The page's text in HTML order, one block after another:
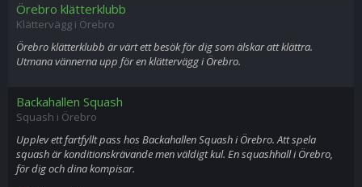
Örebro klätterklubb
Klättervägg i Örebro
Örebro klätterklubb är värt ett besök för dig som älskar att klättra.
Utmana vännerna upp för en klättervägg i Örebro.
Backahallen Squash
Squash i Örebro
Upplev ett fartfyllt pass hos Backahallen Squash i Örebro. Att spela
squash är konditionskrävande men väldigt kul. En squashhall i Örebro,
för dig och dina kompisar.